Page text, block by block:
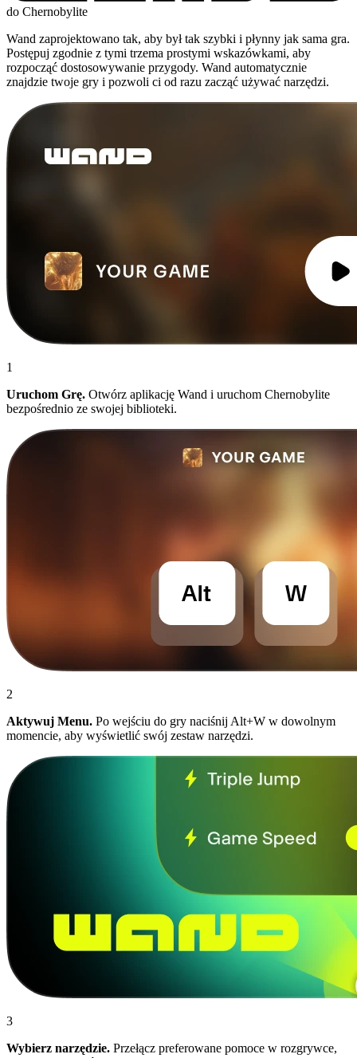
do Chernobylite
Wand zaprojektowano tak, aby był tak szybki i płynny jak sama gra.
Postępuj zgodnie z tymi trzema prostymi wskazówkami, aby
rozpocząć dostosowywanie przygody. Wand automatycznie
znajdzie twoje gry i pozwoli ci od razu zacząć używać narzędzi.
1
Uruchom Grę. Otwórz aplikację Wand i uruchom Chernobylite
bezpośrednio ze swojej biblioteki.
2
Aktywuj Menu. Po wejściu do gry naciśnij Alt+W w dowolnym
momencie, aby wyświetlić swój zestaw narzędzi.
3
Wybierz narzędzie. Przełącz preferowane pomoce w rozgrywce,